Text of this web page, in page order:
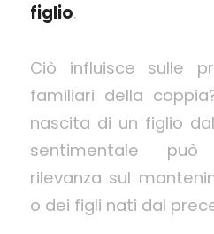
figlio.
Ciò influisce sulle
familiari della
nascita di un figlio
sentimentale
rilevanza sul
o dei figli nati dal